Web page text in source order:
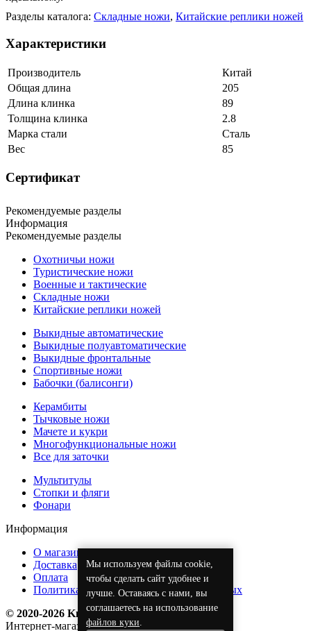
Мы используем файлы cookie,
чтобы сделать сайт удобнее и
лучше. Оставаясь с нами, вы
соглашаетесь на использование
файлов куки.
Разделы каталога: Складные ножи, Китайские реплики ножей
Характеристики
Производитель
Китай
Общая длина
205
Длина клинка
89
Толщина клинка
2.8
Марка стали
Сталь
Вес
85
Сертификат
Рекомендуемые разделы
Информация
Рекомендуемые разделы
Охотничьи ножи
Туристические ножи
Военные и тактические
Складные ножи
Китайские реплики ножей
Выкидные автоматические
Выкидные полуавтоматические
Выкидные фронтальные
Спортивные ножи
Бабочки (балисонги)
Керамбиты
Тычковые ножи
Мачете и кукри
Многофункциональные ножи
Все для заточки
Мультитулы
Стопки и фляги
Фонари
Информация
О магазине
Доставка
Оплата
Политика обработки персональных данных
© 2020-2026 KnifeOpt.ru
Интернет-магазин